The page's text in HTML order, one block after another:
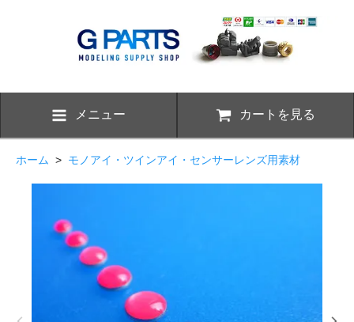
メニュー カートを見る
ホーム > モノアイ・ツインアイ・センサーレンズ用素材